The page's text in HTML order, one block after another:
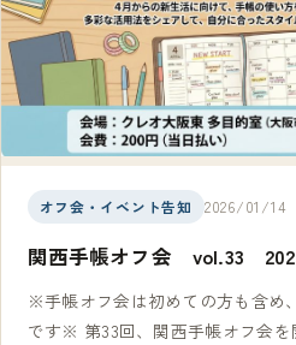
オフ会・イベント告知 2026/01/14
関西手帳オフ会 vol.33
※手帳オフ会は初めての方も含め
です※ 第33回、関西手帳オフ会